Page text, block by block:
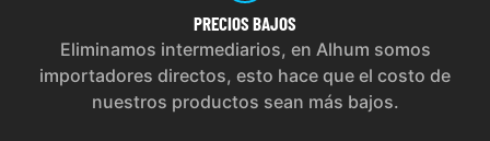
PRECIOS BAJOS
Eliminamos intermediarios, en Alhum somos
importadores directos, esto hace que el costo de
nuestros productos sean más bajos.